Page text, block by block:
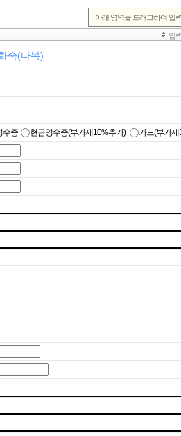
숙(다복)
수증 현금영수증(부가세10%추가) 카드(부가